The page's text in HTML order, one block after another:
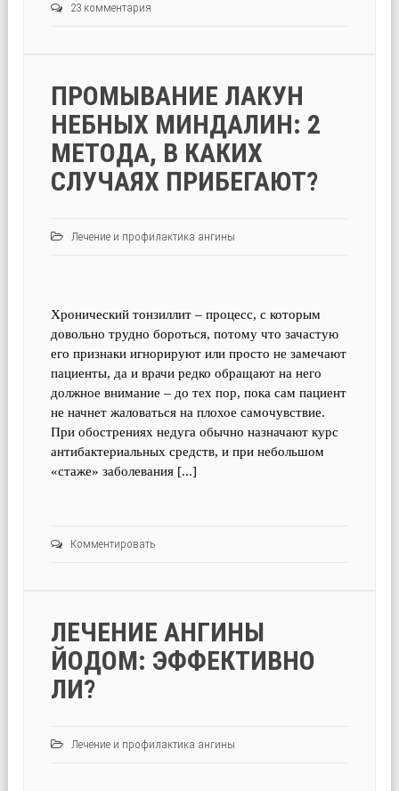
23 комментария
ПРОМЫВАНИЕ ЛАКУН
НЕБНЫХ МИНДАЛИН: 2
МЕТОДА, В КАКИХ
СЛУЧАЯХ ПРИБЕГАЮТ?
Лечение и профилактика ангины
Хронический тонзиллит – процесс, с которым
довольно трудно бороться, потому что зачастую
его признаки игнорируют или просто не замечают
пациенты, да и врачи редко обращают на него
должное внимание – до тех пор, пока сам пациент
не начнет жаловаться на плохое самочувствие.
При обострениях недуга обычно назначают курс
антибактериальных средств, и при небольшом
«стаже» заболевания [...]
Комментировать
ЛЕЧЕНИЕ АНГИНЫ
ЙОДОМ: ЭФФЕКТИВНО
ЛИ?
Лечение и профилактика ангины